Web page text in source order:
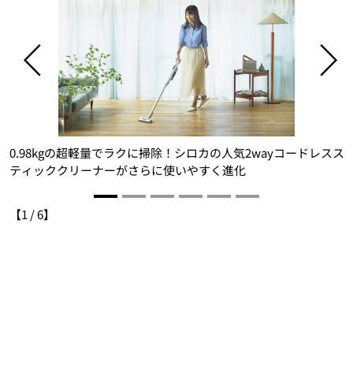
0.98kgの超軽量でラクに掃除！シロカの人気2wayコードレスス
ティッククリーナーがさらに使いやすく進化
【1 /6】